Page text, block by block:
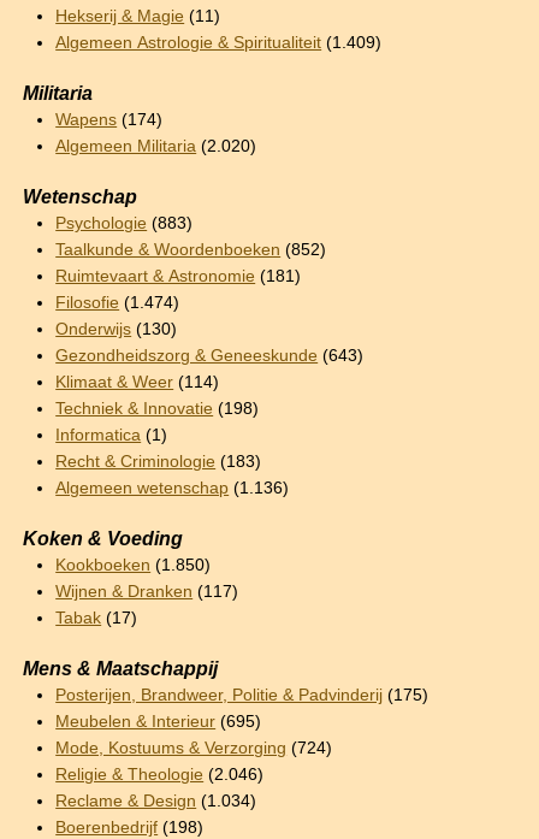
Hekserij & Magie (11)
Algemeen Astrologie & Spiritualiteit (1.409)
Militaria
Wapens (174)
Algemeen Militaria (2.020)
Wetenschap
Psychologie (883)
Taalkunde & Woordenboeken (852)
Ruimtevaart & Astronomie (181)
Filosofie (1.474)
Onderwijs (130)
Gezondheidszorg & Geneeskunde (643)
Klimaat & Weer (114)
Techniek & Innovatie (198)
Informatica (1)
Recht & Criminologie (183)
Algemeen wetenschap (1.136)
Koken & Voeding
Kookboeken (1.850)
Wijnen & Dranken (117)
Tabak (17)
Mens & Maatschappij
Posterijen, Brandweer, Politie & Padvinderij (175)
Meubelen & Interieur (695)
Mode, Kostuums & Verzorging (724)
Religie & Theologie (2.046)
Reclame & Design (1.034)
Boerenbedrijf (198)